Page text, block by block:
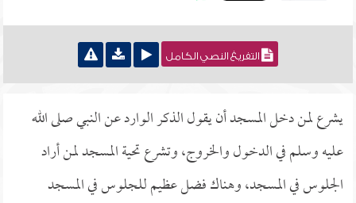
التفريغ النصي الكامل
يشرع لمن دخل المسجد أن يقول الذكر الوارد عن النبي صلى الله
عليه وسلم في الدخول والخروج، وتشرع تحية المسجد لمن أراد
الجلوس في المسجد، وهناك فضل عظيم للجلوس في المسجد